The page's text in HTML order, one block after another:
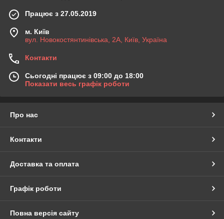
Працює з 27.05.2019
м. Київ
вул. Новокостянтинівська, 2А, Київ, Україна
Контакти
Сьогодні працює з 09:00 до 18:00
Показати весь графік роботи
Про нас
Контакти
Доставка та оплата
Графік роботи
Повна версія сайту